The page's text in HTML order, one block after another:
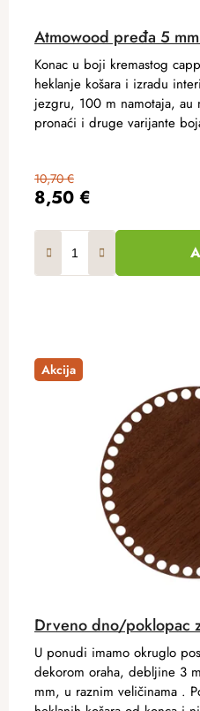
Atmowood pređa 5
8,50 €
10,70 €
Konac u boji kremastog
heklanje košara i izradu
jezgru, 100 m namotaja, au
pronaći i druge varijante
Akcija
Drveno dno/poklopac
U ponudi imamo okruglo
dekorom oraha, debljine 3
mm, u raznim veličinama .